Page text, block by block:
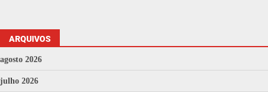
ARQUIVOS
agosto 2026
julho 2026